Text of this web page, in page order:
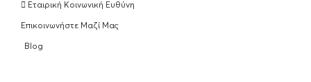
Εταιρική Κοινωνική Ευθύνη
Επικοινωνήστε Μαζί Μας
Blog